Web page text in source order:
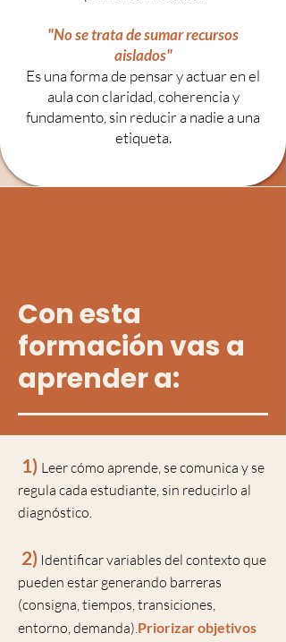
"No se trata de sumar recursos
aislados"
Es una forma de pensar y actuar en el
aula con claridad, coherencia y
fundamento, sin reducir a nadie a una
etiqueta.
Con esta
formación vas a
aprender a:
1) Leer cómo aprende, se comunica y se
regula cada estudiante, sin reducirlo al
diagnóstico.
2) Identificar variables del contexto que
pueden estar generando barreras
(consigna, tiempos, transiciones,
entorno, demanda).Priorizar objetivos